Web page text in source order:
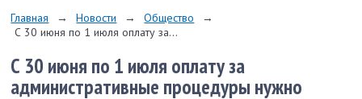
Главная → Новости → Общество
→
С 30 июня по 1 июля оплату за...
С 30 июня по 1 июля оплату за
административные процедуры нужно